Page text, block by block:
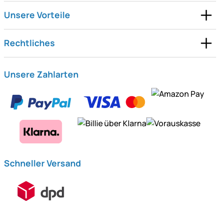
Unsere Vorteile
Rechtliches
Unsere Zahlarten
Schneller Versand